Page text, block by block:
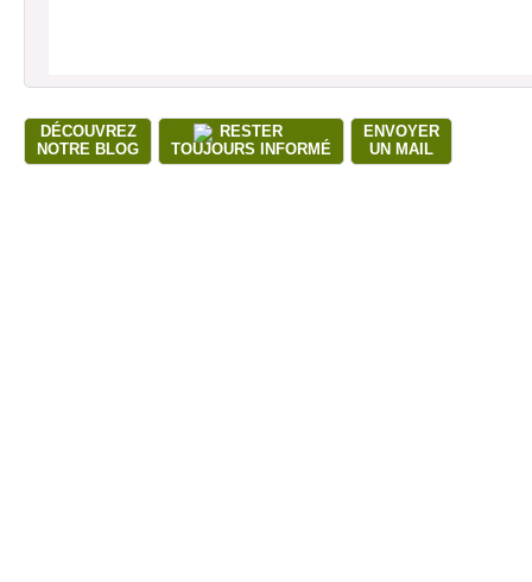
DÉCOUVREZ
NOTRE BLOG
RESTER
TOUJOURS INFORMÉ
ENVOYER
UN MAIL